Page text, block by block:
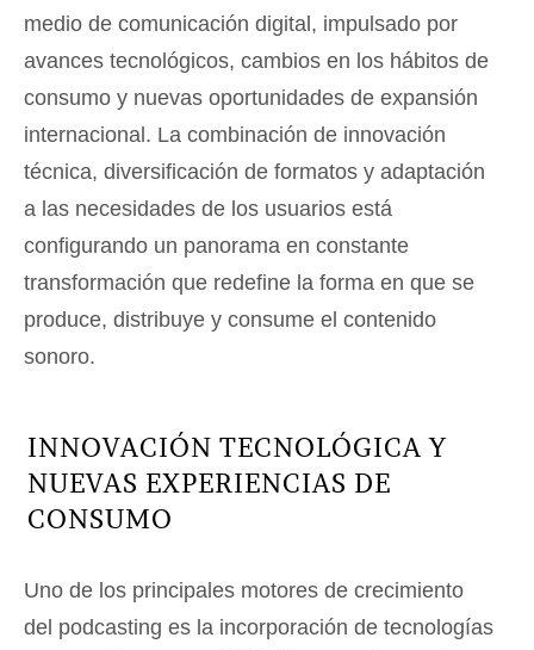
medio de comunicación digital, impulsado por
avances tecnológicos, cambios en los hábitos de
consumo y nuevas oportunidades de expansión
internacional. La combinación de innovación
técnica, diversificación de formatos y adaptación
a las necesidades de los usuarios está
configurando un panorama en constante
transformación que redefine la forma en que se
produce, distribuye y consume el contenido
sonoro.
INNOVACIÓN TECNOLÓGICA Y
NUEVAS EXPERIENCIAS DE
CONSUMO
Uno de los principales motores de crecimiento
del podcasting es la incorporación de tecnologías